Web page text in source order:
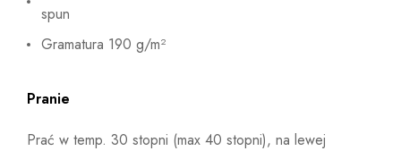
spun
Gramatura 190 g/m²
Pranie
Prać w temp. 30 stopni (max 40 stopni), na lewej